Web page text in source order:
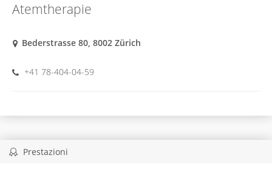
Atemtherapie
Bederstrasse 80, 8002 Zürich
+41 78-404-04-59
Prestazioni